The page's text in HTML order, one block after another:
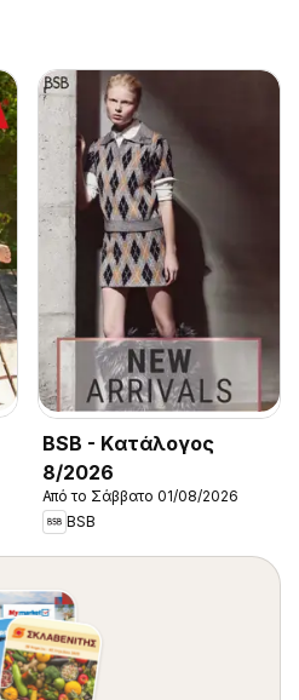
BSB - Kατάλογος
8/2026
Από το Σάββατο 01/08/2026
BSB